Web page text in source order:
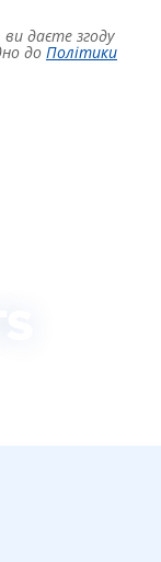
даєте згоду
до Політики